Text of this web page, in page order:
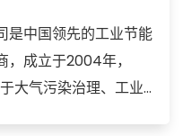
是中国领先的工业节能
成立于2004年，
大气污染治理、工业